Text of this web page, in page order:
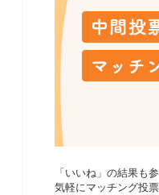
「いいね」の結果も
気軽にマッチング投